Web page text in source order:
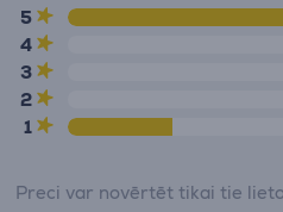
5
4
3
2
1
Preci var novērtēt tikai tie